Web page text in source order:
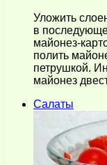
Уложить
в
майонез-
полить
петрушкой.
майонез
Салаты